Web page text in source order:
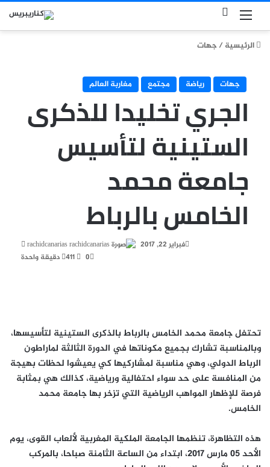
القائمة
الرئيسية/جهات
جهات رياضة مجتمع مغاربة العالم
الجري تخليدا للذكرى
الستينية لتأسيس
جامعة محمد
الخامس بالرباط
rachidcanarias
بريدا
فبراير 22, 2017
0
دقيقة واحدة
تحتفل جامعة محمد الخامس بالرباط بالذكرى الستينية لتأسيسها،
وبالمناسبة تشارك بجميع مكوناتها في الدورة الثالثة لماراطون
الرباط الدولي، وهي مناسبة لمشاركيها كي يعيشوا لحظات بهيجة
من المنافسة على حد سواء احتفالية ورياضية، كذالك هي بمثابة
فرصة للإظهار المواهب الرياضية التي تزخر بها جامعة محمد
الخامس.
هذه التظاهرة، تنظمها الجامعة الملكية المغربية لألعاب القوى، يوم
الأحد 05 مارس 2017، ابتداء من الساعة الثامنة صباحا، بالمركب